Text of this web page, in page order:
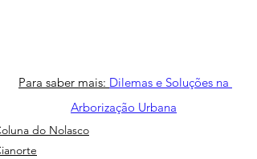
Para saber mais: Dilemas e Soluções na
Arborização Urbana
do Nolasco